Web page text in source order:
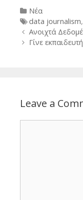
Categories
Νέα
Tags
data journalism,
Post
navigation
Ανοιχτά
Γίνε
Leave a